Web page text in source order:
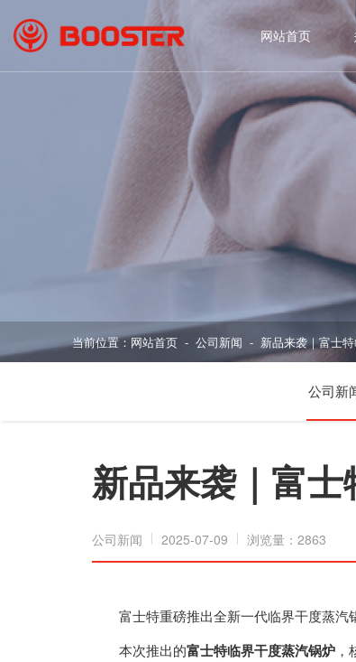
网站首页
当前位置：网站首页 - 公司新闻 - 新品来袭｜富士
公司新
新品来袭｜富士
公司新闻 2025-07-09 浏览量：2863
富士特重磅推出全新一代临界干度蒸汽
本次推出的富士特临界干度蒸汽锅炉